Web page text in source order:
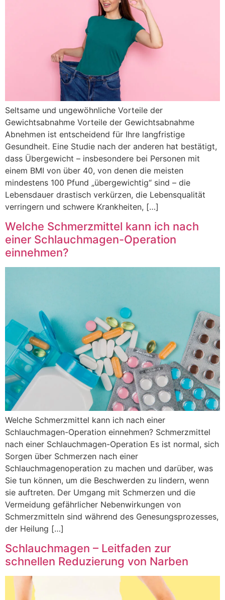
Seltsame und ungewöhnliche Vorteile der
Gewichtsabnahme Vorteile der Gewichtsabnahme
Abnehmen ist entscheidend für Ihre langfristige
Gesundheit. Eine Studie nach der anderen hat bestätigt,
dass Übergewicht – insbesondere bei Personen mit
einem BMI von über 40, von denen die meisten
mindestens 100 Pfund „übergewichtig“ sind – die
Lebensdauer drastisch verkürzen, die Lebensqualität
verringern und schwere Krankheiten, […]
Welche Schmerzmittel kann ich nach
einer Schlauchmagen-Operation
einnehmen?
Welche Schmerzmittel kann ich nach einer
Schlauchmagen-Operation einnehmen? Schmerzmittel
nach einer Schlauchmagen-Operation Es ist normal, sich
Sorgen über Schmerzen nach einer
Schlauchmagenoperation zu machen und darüber, was
Sie tun können, um die Beschwerden zu lindern, wenn
sie auftreten. Der Umgang mit Schmerzen und die
Vermeidung gefährlicher Nebenwirkungen von
Schmerzmitteln sind während des Genesungsprozesses,
der Heilung […]
Schlauchmagen – Leitfaden zur
schnellen Reduzierung von Narben